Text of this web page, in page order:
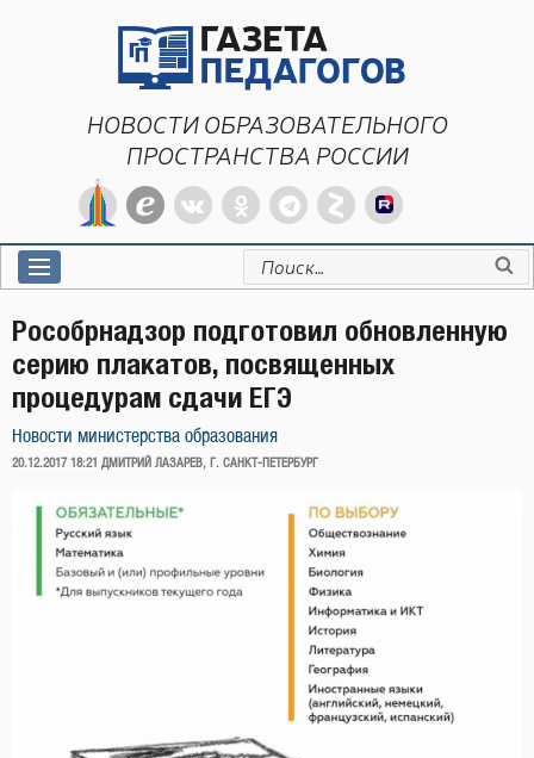
НОВОСТИ ОБРАЗОВАТЕЛЬНОГО
ПРОСТРАНСТВА РОССИИ
Искать:
Рособрнадзор подготовил обновленную
серию плакатов, посвященных
процедурам сдачи ЕГЭ
Новости министерства образования
ОПУБЛИКОВАНО
20.12.2017 18:21 ДМИТРИЙ ЛАЗАРЕВ, Г. САНКТ-ПЕТЕРБУРГ